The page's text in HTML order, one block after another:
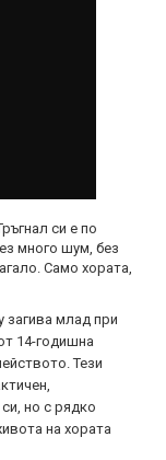
си е по
много шум, без
Само хората,
загива млад при
14-годишна
Тези
но с рядко
на хората